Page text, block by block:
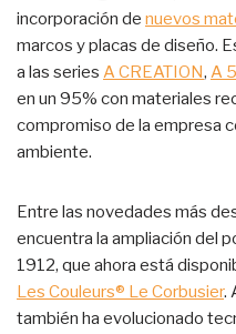
incorporación de nuevos
marcos y placas de diseño.
a las series A CREATION, A
en un 95% con materiales
compromiso de la empresa
ambiente.
Entre las novedades más
encuentra la ampliación del
1912, que ahora está
Les Couleurs® Le Corbusier.
también ha evolucionado